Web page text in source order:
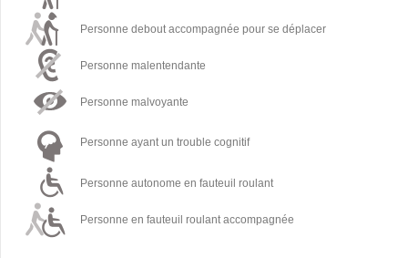
Personne debout accompagnée pour se déplacer
Personne malentendante
Personne malvoyante
Personne ayant un trouble cognitif
Personne autonome en fauteuil roulant
Personne en fauteuil roulant accompagnée